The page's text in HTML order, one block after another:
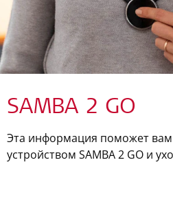
SAMBA 2 GO
Эта информация поможет
устройством SAMBA 2 GO и